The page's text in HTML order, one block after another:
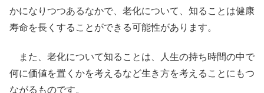
かになりつつあるなかで、老化について、知ることは健康
寿命を長くすることができる可能性があります。
また、老化について知ることは、人生の持ち時間の中で
何に価値を置くかを考えるなど生き方を考えることにもつ
ながるものです。